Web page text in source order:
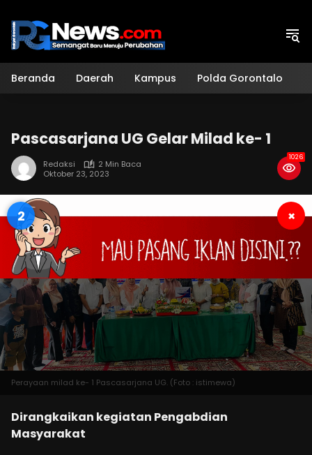
konten
Beranda Daerah Kampus Polda Gorontalo
Pascasarjana UG Gelar Milad ke- 1
Redaksi
2 Min Baca
Oktober 23, 2023
1026
1 ×
Perayaan milad ke- 1 Pascasarjana UG. (Foto : istimewa)
Dirangkaikan kegiatan Pengabdian
Masyarakat